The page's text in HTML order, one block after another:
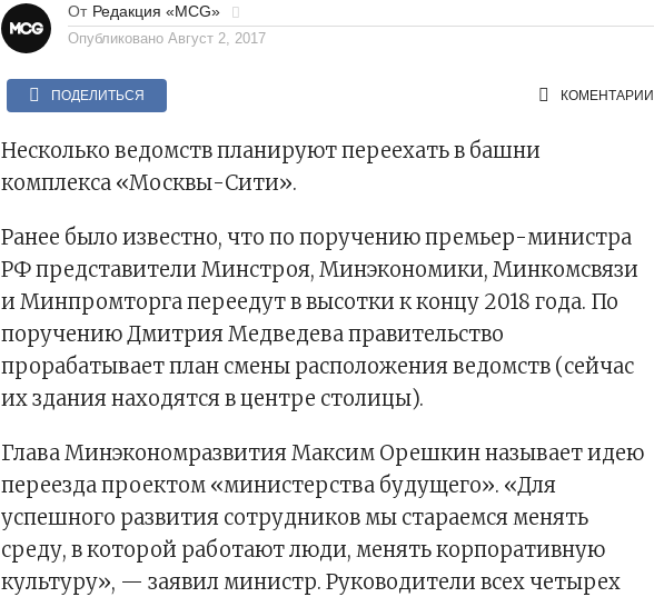
От Редакция «MCG»
Опубликовано Август 2, 2017
КОМЕНТАРИИ
ПОДЕЛИТЬСЯ
Несколько ведомств планируют переехать в башни
комплекса «Москвы-Сити».
Ранее было известно, что по поручению премьер-министра
РФ представители Минстроя, Минэкономики, Минкомсвязи
и Минпромторга переедут в высотки к концу 2018 года. По
поручению Дмитрия Медведева правительство
прорабатывает план смены расположения ведомств (сейчас
их здания находятся в центре столицы).
Глава Минэкономразвития Максим Орешкин называет идею
переезда проектом «министерства будущего». «Для
успешного развития сотрудников мы стараемся менять
среду, в которой работают люди, менять корпоративную
культуру», — заявил министр. Руководители всех четырех